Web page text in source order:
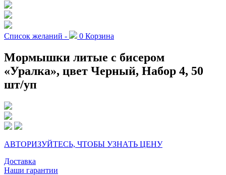
Список желаний - 0 Корзина
Мормышки литые с бисером
«Уралка», цвет Черный, Набор 4, 50
шт/уп
АВТОРИЗУЙТЕСЬ, ЧТОБЫ УЗНАТЬ ЦЕНУ
Доставка
Наши гарантии